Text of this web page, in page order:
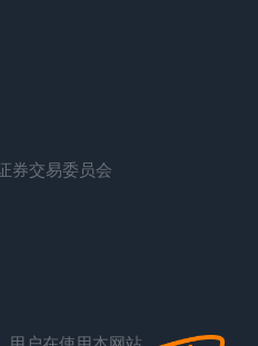
券交易委员会